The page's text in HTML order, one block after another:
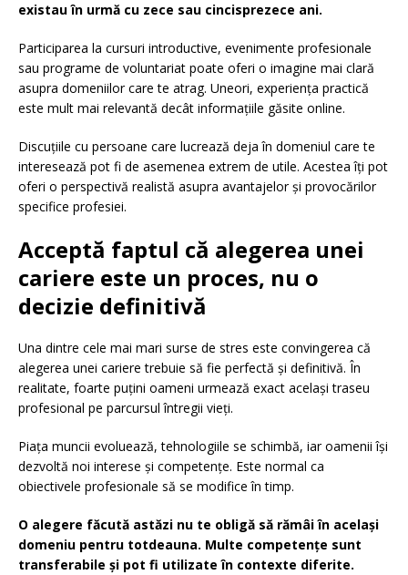
existau în urmă cu zece sau cincisprezece ani.
Participarea la cursuri introductive, evenimente profesionale
sau programe de voluntariat poate oferi o imagine mai clară
asupra domeniilor care te atrag. Uneori, experiența practică
este mult mai relevantă decât informațiile găsite online.
Discuțiile cu persoane care lucrează deja în domeniul care te
interesează pot fi de asemenea extrem de utile. Acestea îți pot
oferi o perspectivă realistă asupra avantajelor și provocărilor
specifice profesiei.
Acceptă faptul că alegerea unei
cariere este un proces, nu o
decizie definitivă
Una dintre cele mai mari surse de stres este convingerea că
alegerea unei cariere trebuie să fie perfectă și definitivă. În
realitate, foarte puțini oameni urmează exact același traseu
profesional pe parcursul întregii vieți.
Piața muncii evoluează, tehnologiile se schimbă, iar oamenii își
dezvoltă noi interese și competențe. Este normal ca
obiectivele profesionale să se modifice în timp.
O alegere făcută astăzi nu te obligă să rămâi în același
domeniu pentru totdeauna. Multe competențe sunt
transferabile și pot fi utilizate în contexte diferite.